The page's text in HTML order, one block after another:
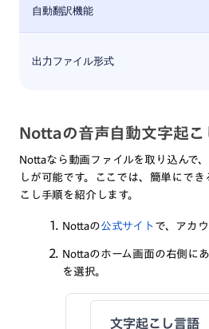
自動翻訳機能
出力ファイル形式
Nottaの音声自動文字起こ
Nottaなら動画ファイルを取り込んで
しが可能です。ここでは、簡単にで
こし手順を紹介します。
Nottaの公式サイト で、アカ
Nottaのホーム画面の右側に
を選択。